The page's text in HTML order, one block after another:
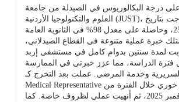
درجة البكالوريوس في الصيدلة من جامعة
العلوم والتكنولوجيا الأردنية (JUST)، وتخرجت بتاريخ
25/09/2025، وحاصلة على معدل 98% في الثانوية العامة
خبرة عملية متنوعة في القطاع الصيدلاني،
لمدة سنتين بدوام كامل في مستشفى إربد
فترة الدراسة، مما عزز خبرتي في الممارسة
الصيدلانية السريرية وخدمة المرضى. عملت بعد التخرج كـ
Medical Representative في مستودع خوري خلال الفترة من
سبتمبر إلى نوفمبر 2025، ثم أنهيت عملي لظروف خاصة. كما